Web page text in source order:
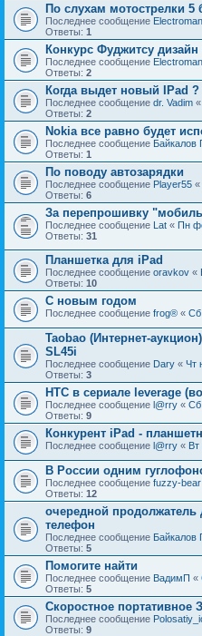
По слухам мотострелки 5
Последнее сообщение Electroman
Ответы: 1
Конкурс Фуджитсу дизайн
Последнее сообщение Electroman
Ответы: 2
Когда выдет новый IPad ?
Последнее сообщение dr. Vadim «
Ответы: 2
Nokia все равно будет
Последнее сообщение Байкалов
Ответы: 1
По поводу автозарядки
Последнее сообщение Player55 «
Ответы: 6
За перепрошивку
Последнее сообщение Lat « Пн
Ответы: 31
Планшетка для iPad
Последнее сообщение oravkov «
Ответы: 10
С новым годом
Последнее сообщение frog® « Сб
Taobao (Интернет-
SL45i
Последнее сообщение Dary « Чт
Ответы: 3
HTC в сериале leverage
Последнее сообщение l@rry « Сб
Ответы: 9
Конкурент iPad -
Последнее сообщение l@rry «
В России одним
Последнее сообщение fuzzy-bear
Ответы: 12
очередной продолжатель
телефон
Последнее сообщение Байкалов
Ответы: 5
Помогите найти
Последнее сообщение ВадимП «
Ответы: 5
Скоростное портативное
Последнее сообщение
Ответы: 9